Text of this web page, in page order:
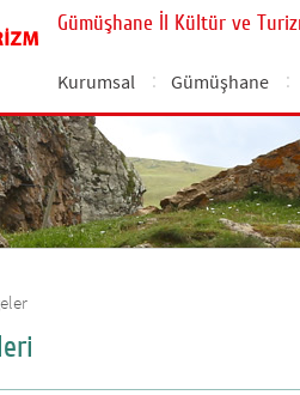
Gümüşhane İl Kültür ve
Kurumsal Gümüşhane